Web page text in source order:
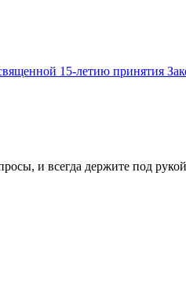
15-летию принятия
и всегда держите под